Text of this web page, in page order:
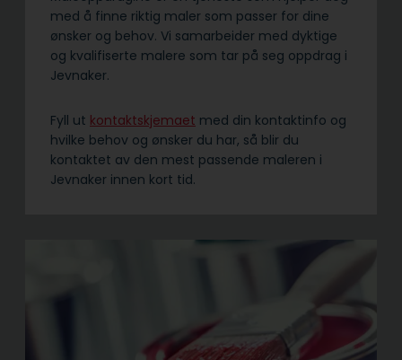
med å finne riktig maler som passer for dine
ønsker og behov. Vi samarbeider med dyktige
og kvalifiserte malere som tar på seg oppdrag i
Jevnaker.
Fyll ut kontaktskjemaet med din kontaktinfo og
hvilke behov og ønsker du har, så blir du
kontaktet av den mest passende maleren i
Jevnaker innen kort tid.